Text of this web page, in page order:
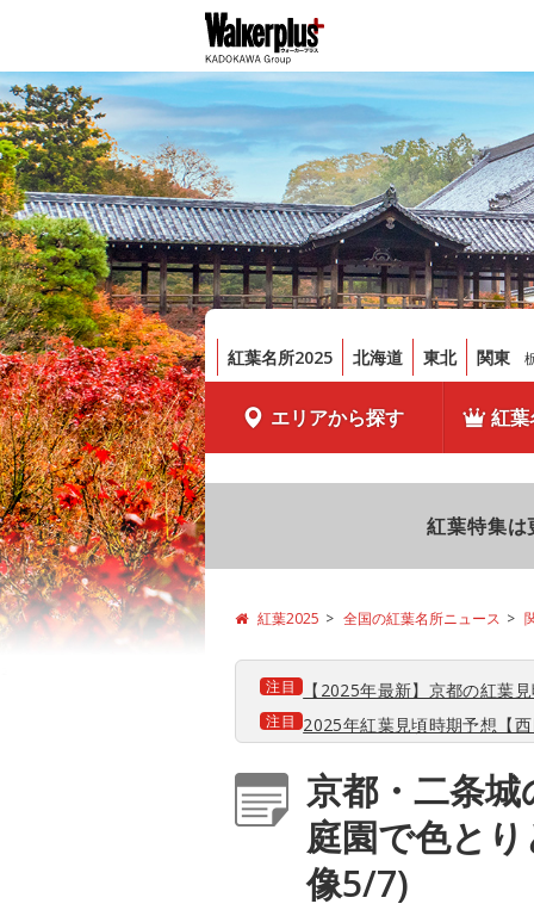
紅葉名所2025 北海道 東北 関東
エリアから探す 紅
紅葉特集は
紅葉2025 全国の紅葉名所ニュース
注目 【2025年最新】京都の紅葉
注目 2025年紅葉見頃時期予想【
京都・二条
庭園で色と
像5/7)